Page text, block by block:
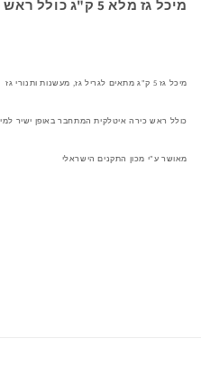
מיכל גז מלא 5 ק"ג כולל ראש כירה
מיכל גז 5 ק"ג מתאים לגריל גז, מעשנות ותנורי גז
כולל ראש כירה איטלקית המתחבר באופן ישיר
מאושר ע"י מכון התקנים הישראלי